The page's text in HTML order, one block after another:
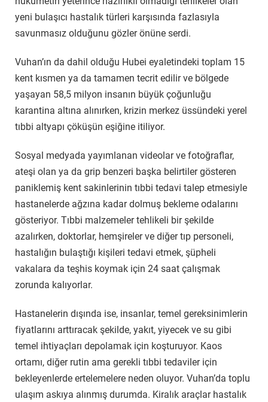
yeni bulaşıcı hastalık türleri karşısında fazlasıyla
savunmasız olduğunu gözler önüne serdi.
Vuhan’ın da dahil olduğu Hubei eyaletindeki toplam 15
kent kısmen ya da tamamen tecrit edilir ve bölgede
yaşayan 58,5 milyon insanın büyük çoğunluğu
karantina altına alınırken, krizin merkez üssündeki yerel
tıbbi altyapı çöküşün eşiğine itiliyor.
Sosyal medyada yayımlanan videolar ve fotoğraflar,
ateşi olan ya da grip benzeri başka belirtiler gösteren
paniklemiş kent sakinlerinin tıbbi tedavi talep etmesiyle
hastanelerde ağzına kadar dolmuş bekleme odalarını
gösteriyor. Tıbbi malzemeler tehlikeli bir şekilde
azalırken, doktorlar, hemşireler ve diğer tıp personeli,
hastalığın bulaştığı kişileri tedavi etmek, şüpheli
vakalara da teşhis koymak için 24 saat çalışmak
zorunda kalıyorlar.
Hastanelerin dışında ise, insanlar, temel gereksinimlerin
fiyatlarını arttıracak şekilde, yakıt, yiyecek ve su gibi
temel ihtiyaçları depolamak için koşturuyor. Kaos
ortamı, diğer rutin ama gerekli tıbbi tedaviler için
bekleyenlerde ertelemelere neden oluyor. Vuhan’da toplu
ulaşım askıya alınmış durumda. Kiralık araçlar hastalık